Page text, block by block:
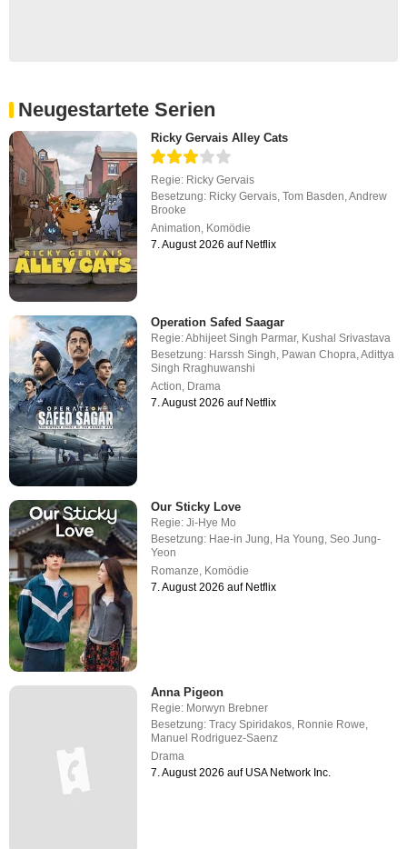
Neugestartete Serien
Ricky Gervais Alley Cats
Regie: Ricky Gervais
Besetzung: Ricky Gervais ,Tom Basden ,Andrew
Brooke
Animation Komödie
7. August 2026 auf Netflix
Operation Safed Saagar
Regie:Abhijeet Singh Parmar, Kushal Srivastava
Besetzung: Harssh Singh, Pawan Chopra,Adittya
Singh Rraghuwanshi
Action, Drama
7. August 2026 auf Netflix
Our Sticky Love
Regie:Ji-Hye Mo
Besetzung: Hae-in Jung, Ha Young,Seo Jung-
Yeon
Romanze, Komödie
7. August 2026 auf Netflix
Anna Pigeon
Regie: Morwyn Brebner
Besetzung:Tracy Spiridakos Ronnie Rowe
Manuel Rodriguez-Saenz
Drama
7. August 2026 auf USA Network Inc.